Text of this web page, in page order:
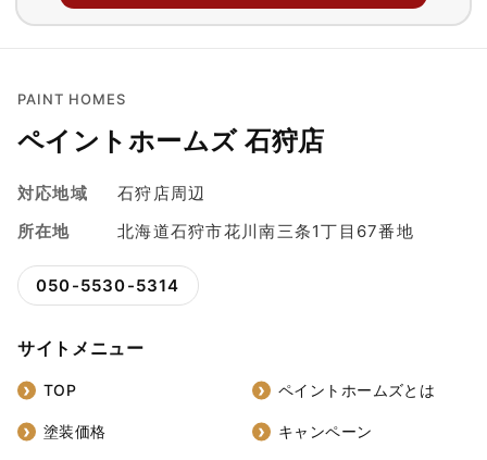
PAINT HOMES
ペイントホームズ 石狩店
対応地域
石狩店周辺
所在地
北海道石狩市花川南三条1丁目67番地
050-5530-5314
サイトメニュー
TOP ペイントホームズとは
塗装価格 キャンペーン